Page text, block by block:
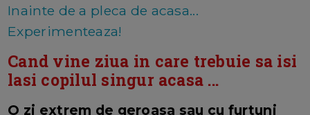
Inainte de a pleca de acasa...
Experimenteaza!
Cand vine ziua in care trebuie sa isi
lasi copilul singur acasa ...
O zi extrem de geroasa sau cu furtuni